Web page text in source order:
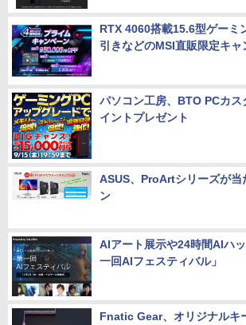
RTX 4060搭載15.6型ゲーミ
引きなどのMSI直販限定キャ
パソコン工房、BTO PCカス
イントプレゼント
ASUS、ProArtシリーズが当
ン
AIアート展示や24時間AIハ
一回AIフェスティバル」
Fnatic Gear、オリジナルキ